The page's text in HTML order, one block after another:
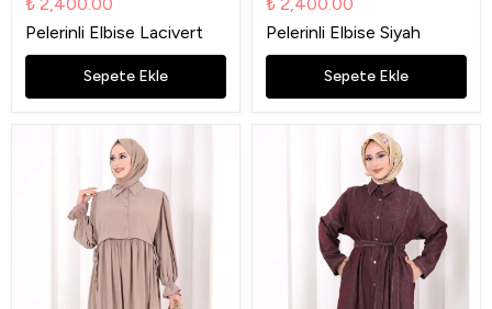
Pelerinli Elbise Lacivert
Sepete Ekle
Pelerinli Elbise Siyah
Sepete Ekle